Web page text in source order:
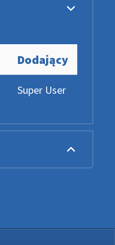
Dodający
Super User